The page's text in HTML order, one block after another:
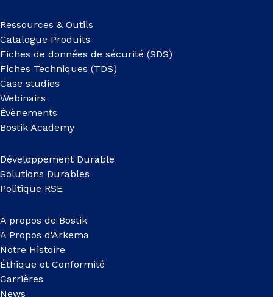
Ressources & Outils
Catalogue Produits
Fiches de données de sécurité (SDS)
Fiches Techniques (TDS)
Case studies
Webinairs
Évènements
Bostik Academy
Développement Durable
Solutions Durables
Politique RSE
A propos de Bostik
A Propos d'Arkema
Notre Histoire
Éthique et Conformité
Carrières
News